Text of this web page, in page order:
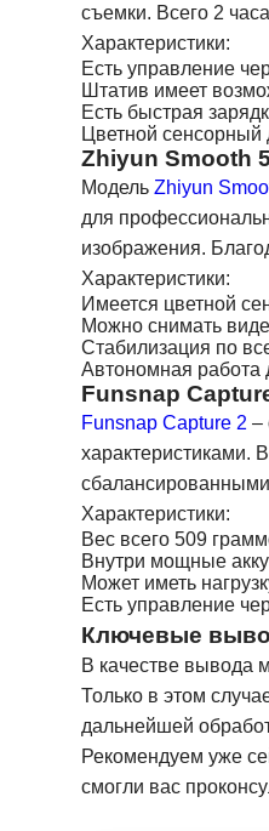
съемки. Всего 2
Характеристики:
Есть управление
Штатив имеет
Есть быстрая
Цветной
Zhiyun Smooth
Модель Zhiyun
для
изображения.
Характеристики:
Имеется цветной
Можно снимать
Стабилизация по
Автономная работа
Funsnap
Funsnap Capture 2 –
характеристиками.
Характеристики:
Вес всего 509
Внутри мощные
Может иметь
Есть управление
Ключевые
В качестве вывода
Только в этом
дальнейшей
Рекомендуем уже
смогли вас